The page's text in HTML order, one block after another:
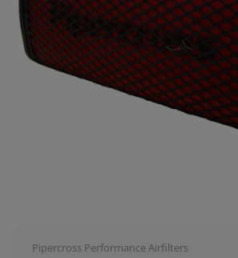
Pipercross Performance Airfilters